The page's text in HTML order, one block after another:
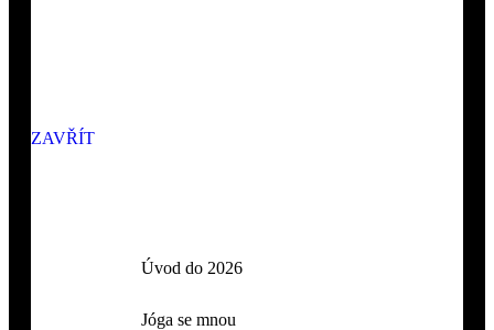
ZAVŘÍT
Úvod do 2026
Jóga se mnou